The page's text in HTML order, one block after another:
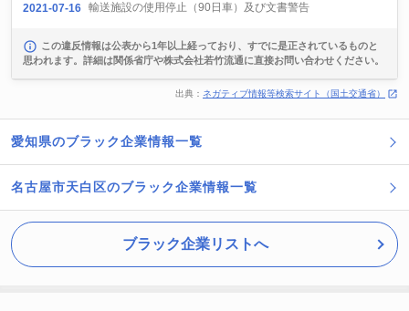
2021-07-16 輸送施設の使用停止（90日車）及び文書警告
この違反情報は公表から1年以上経っており、すでに是正されているものと
思われます。詳細は関係省庁や株式会社若竹流通に直接お問い合わせください。
出典： ネガティブ情報等検索サイト（国土交通省）
愛知県のブラック企業情報一覧
名古屋市天白区のブラック企業情報一覧
ブラック企業リストへ